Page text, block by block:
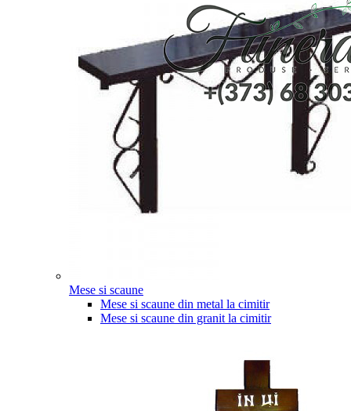
Mese si scaune
Mese si scaune din metal la cimitir
Mese si scaune din granit la cimitir